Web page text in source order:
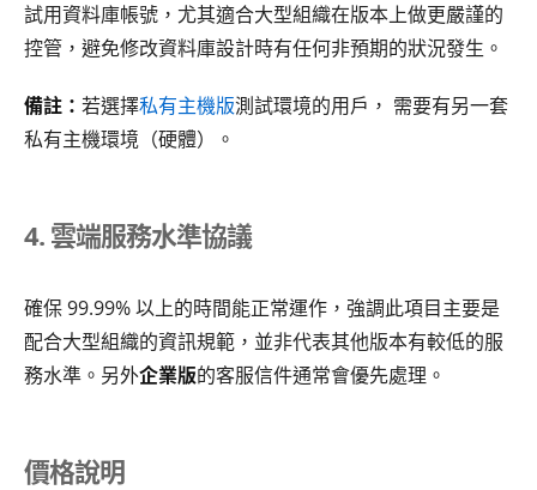
試用資料庫帳號，尤其適合大型組織在版本上做更嚴謹的
控管，避免修改資料庫設計時有任何非預期的狀況發生。
備註： 若選擇私有主機版測試環境的用戶， 需要有另一套
私有主機環境（硬體）。
4. 雲端服務水準協議
確保 99.99% 以上的時間能正常運作，強調此項目主要是
配合大型組織的資訊規範，並非代表其他版本有較低的服
務水準。另外企業版的客服信件通常會優先處理。
價格說明